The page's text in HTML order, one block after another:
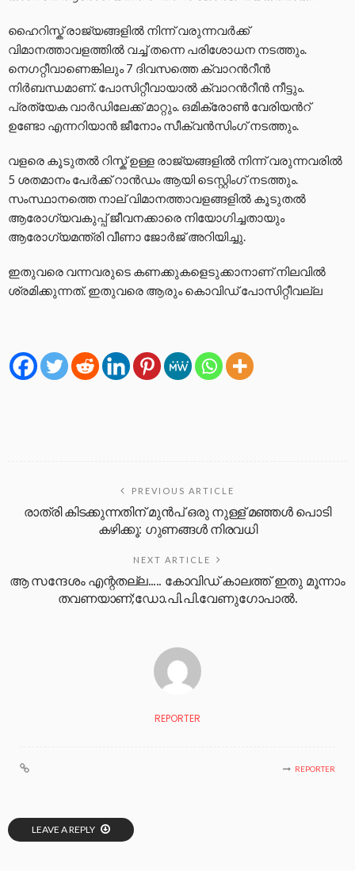
ഹൈറിസ്ക് രാജ്യങ്ങളിൽ നിന്ന് വരുന്നവർക്ക്
വിമാനത്താവളത്തിൽ വച്ച് തന്നെ പരിശോധന നടത്തും.
നെഗറ്റീവാണെങ്കിലും 7 ദിവസത്തെ ക്വാറന്‍റീൻ
നിർബന്ധമാണ്. പോസിറ്റീവായാൽ ക്വാറന്‍റീൻ നീട്ടും.
പ്രത്യേക വാർഡിലേക്ക് മാറ്റും. ഒമിക്രോൺ വേരിയന്‍റ്
ഉണ്ടോ എന്നറിയാൻ ജീനോം സീക്വൻസിംഗ് നടത്തും.
വളരെ കൂടുതൽ റിസ്ക് ഉള്ള രാജ്യങ്ങളിൽ നിന്ന് വരുന്നവരിൽ
5 ശതമാനം പേർക്ക് റാൻഡം ആയി ടെസ്റ്റിംഗ് നടത്തും.
സംസ്ഥാനത്തെ നാല് വിമാനത്താവളങ്ങളിൽ കൂടുതൽ
ആരോഗ്യവകുപ്പ് ജീവനക്കാരെ നിയോഗിച്ചതായും
ആരോഗ്യമന്ത്രി വീണാ ജോർജ് അറിയിച്ചു.
ഇതുവരെ വന്നവരുടെ കണക്കുകളെടുക്കാനാണ് നിലവിൽ
ശ്രമിക്കുന്നത്. ഇതുവരെ ആരും കൊവിഡ് പോസിറ്റീവല്ല
PREVIOUS ARTICLE
രാത്രി കിടക്കുന്നതിന് മുൻപ് ഒരു നുള്ള് മഞ്ഞൾ പൊടി
കഴിക്കൂ: ഗുണങ്ങൾ നിരവധി
NEXT ARTICLE
ആ സന്ദേശം എന്റതല്ല….. കോവിഡ് കാലത്ത് ഇതു മൂന്നാം
തവണയാണ്;ഡോ.പി.പി.വേണുഗോപാൽ.
REPORTER
REPORTER
LEAVE A REPLY